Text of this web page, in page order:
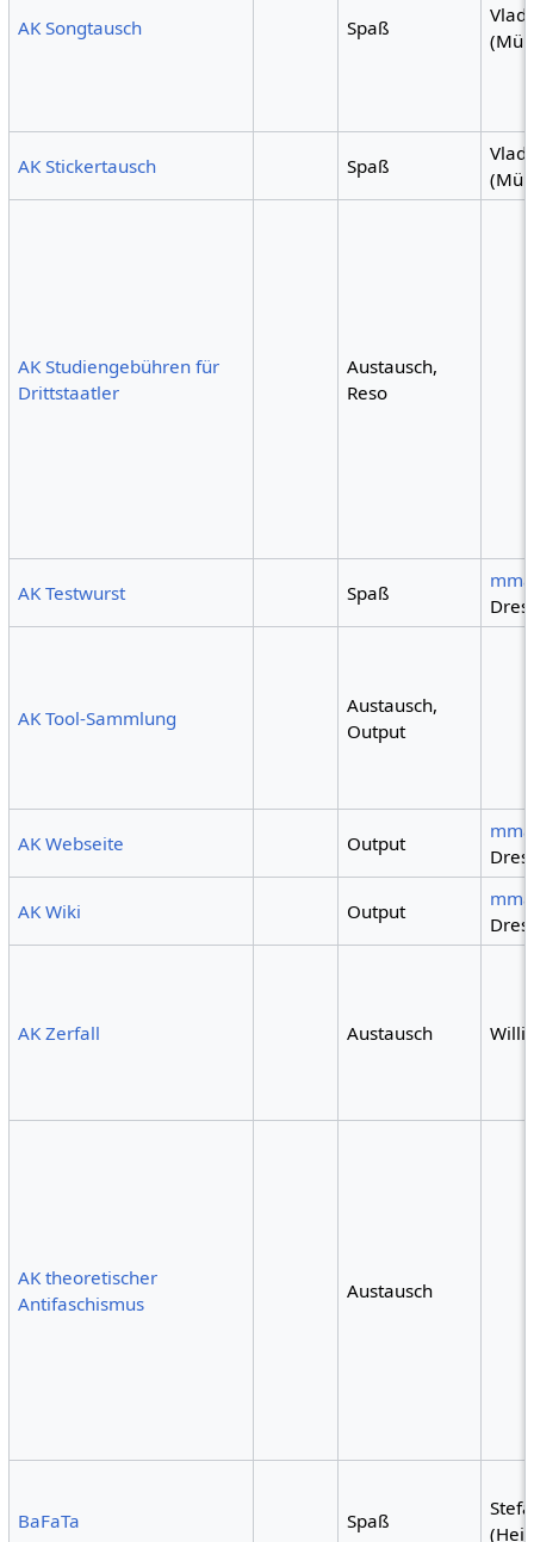
AK Songtausch Spaß
Vlad
AK Stickertausch Spaß
Vlad
AK Studiengebühren für
Drittstaatler
Austausch,
Reso
AK Testwurst Spaß
AK Tool-Sammlung
Austausch,
Output
AK Webseite Output
AK Wiki Output
AK Zerfall Austausch Willi
AK theoretischer
Antifaschismus
Austausch
BaFaTa Spaß